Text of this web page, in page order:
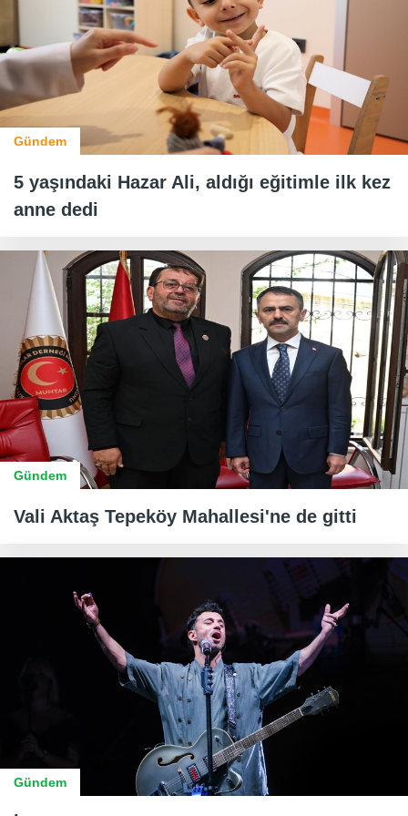
Gündem
5 yaşındaki Hazar Ali, aldığı eğitimle ilk kez
anne dedi
Gündem
Vali Aktaş Tepeköy Mahallesi'ne de gitti
Gündem